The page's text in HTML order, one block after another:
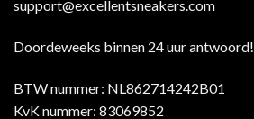
support@excellentsneakers.com
Doordeweeks binnen 24 uur antwoord!
BTW nummer: NL862714242B01
KvK nummer: 83069852